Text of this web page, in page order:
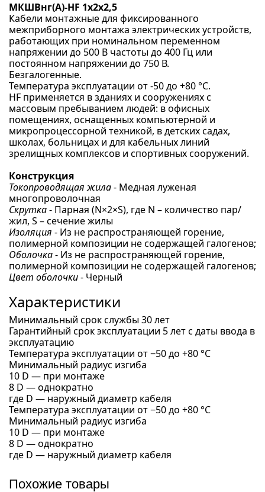
МКШВнг(А)-HF 1х2х2,5
Кабели монтажные для фиксированного
межприборного монтажа электрических устройств,
работающих при номинальном переменном
напряжении до 500 В частоты до 400 Гц или
постоянном напряжении до 750 В.
Безгалогенные.
Температура эксплуатации от -50 до +80 °С.
HF применяется в зданиях и сооружениях с
массовым пребыванием людей: в офисных
помещениях, оснащенных компьютерной и
микропроцессорной техникой, в детских садах,
школах, больницах и для кабельных линий
зрелищных комплексов и спортивных сооружений.
Конструкция
Токопроводящая жила- Медная луженая
многопроволочная
Скрутка- Парная (N×2×S), где N – количество пар/
жил, S – сечение жилы
Изоляция - Из не распространяющей горение,
полимерной композиции не содержащей галогенов;
Оболочка- Из не распространяющей горение,
полимерной композиции не содержащей галогенов;
Цвет оболочки- Черный
Характеристики
Минимальный срок службы 30 лет
Гарантийный срок эксплуатации 5 лет с даты ввода в
эксплуатацию
Температура эксплуатации от −50 до +80 °С
Минимальный радиус изгиба
10 D — при монтаже
8 D — однократно
где D — наружный диаметр кабеля
Температура эксплуатации от −50 до +80 °С
Минимальный радиус изгиба
10 D — при монтаже
8 D — однократно
где D — наружный диаметр кабеля
Похожие товары